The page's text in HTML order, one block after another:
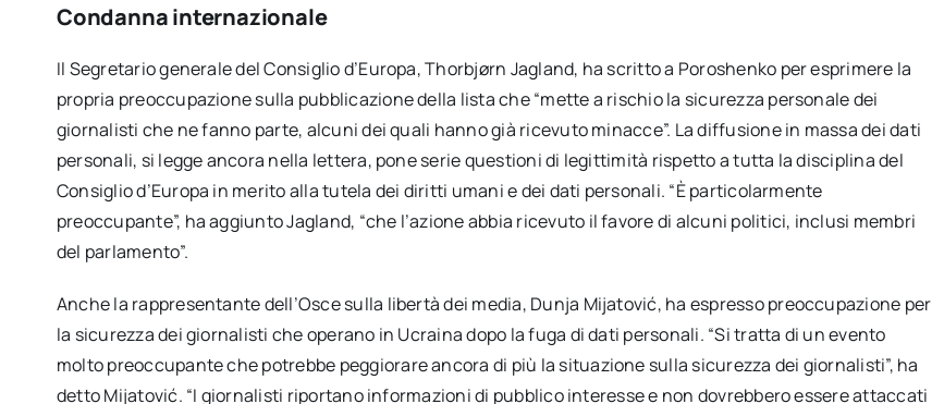
Condanna internazionale
Il Segretario generale del Consiglio d’Europa, Thorbjørn Jagland, ha scritto a Poroshenko per esprimere la
propria preoccupazione sulla pubblicazione della lista che “mette a rischio la sicurezza personale dei
giornalisti che ne fanno parte, alcuni dei quali hanno già ricevuto minacce”. La diffusione in massa dei dati
personali, si legge ancora nella lettera, pone serie questioni di legittimità rispetto a tutta la disciplina del
Consiglio d’Europa in merito alla tutela dei diritti umani e dei dati personali. “È particolarmente
preoccupante”, ha aggiunto Jagland, “che l’azione abbia ricevuto il favore di alcuni politici, inclusi membri
del parlamento”.
Anche la rappresentante dell’Osce sulla libertà dei media, Dunja Mijatović, ha espresso preoccupazione per
la sicurezza dei giornalisti che operano in Ucraina dopo la fuga di dati personali. “Si tratta di un evento
molto preoccupante che potrebbe peggiorare ancora di più la situazione sulla sicurezza dei giornalisti”, ha
detto Mijatović. “I giornalisti riportano informazioni di pubblico interesse e non dovrebbero essere attaccati